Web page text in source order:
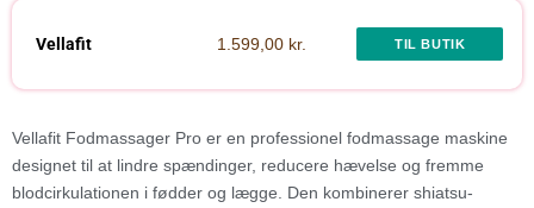
Vellafit 1.599,00 kr. TIL BUTIK
Vellafit Fodmassager Pro er en professionel fodmassage maskine
designet til at lindre spændinger, reducere hævelse og fremme
blodcirkulationen i fødder og lægge. Den kombinerer shiatsu-